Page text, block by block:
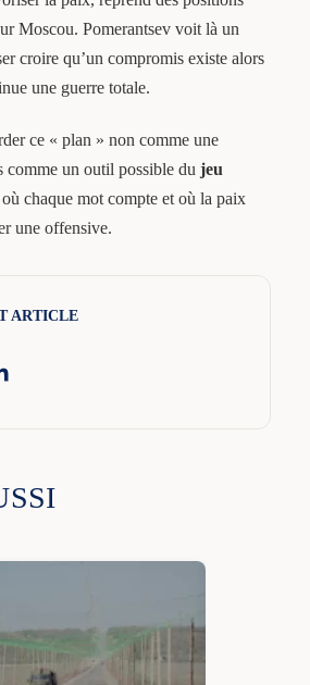
Moscou. Pomerantsev voit là un
croire qu’un compromis existe alors
une guerre totale.
ce « plan » non comme une
comme un outil possible du jeu
chaque mot compte et où la paix
une offensive.
ARTICLE